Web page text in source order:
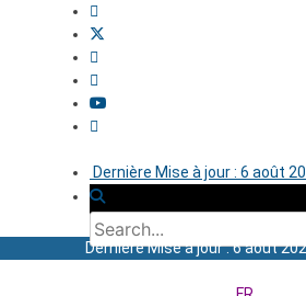
Dernière Mise à jour : 6 août
Dernière Mise à jour : 6 août